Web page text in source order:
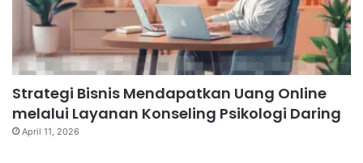
Strategi Bisnis Mendapatkan Uang Online
melalui Layanan Konseling Psikologi Daring
April 11, 2026